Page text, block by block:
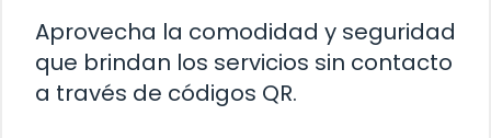
Aprovecha la comodidad y seguridad
que brindan los servicios sin contacto
a través de códigos QR.